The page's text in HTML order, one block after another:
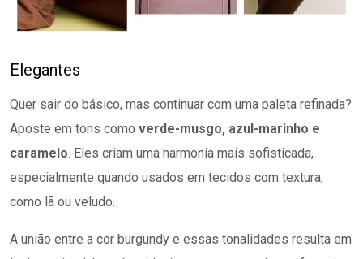
Elegantes
Quer sair do básico, mas continuar com uma paleta refinada?
Aposte em tons como verde-musgo, azul-marinho e
caramelo. Eles criam uma harmonia mais sofisticada,
especialmente quando usados em tecidos com textura,
como lã ou veludo.
A união entre a cor burgundy e essas tonalidades resulta em